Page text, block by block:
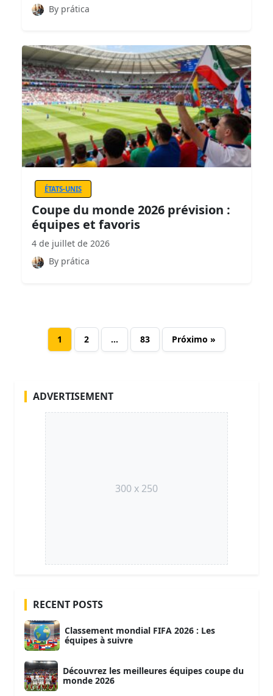
By prática
ÉTATS-UNIS
Coupe du monde 2026 prévision :
équipes et favoris
4 de juillet de 2026
By prática
1 2 … 83 Próximo »
ADVERTISEMENT
300 x 250
RECENT POSTS
Classement mondial FIFA 2026 : Les
équipes à suivre
Découvrez les meilleures équipes coupe du
monde 2026